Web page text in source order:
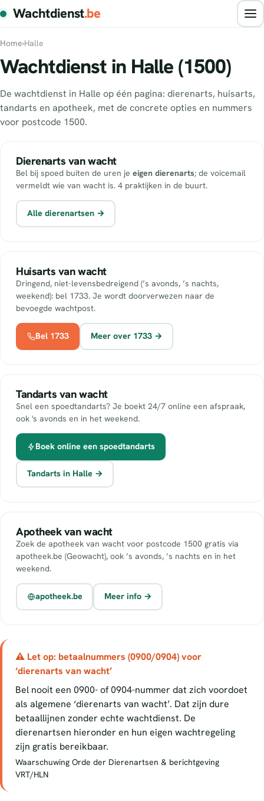
Wachtdienst.be
Home›Halle
Wachtdienst in Halle (1500)
De wachtdienst in Halle op één pagina: dierenarts, huisarts,
tandarts en apotheek, met de concrete opties en nummers
voor postcode 1500.
Dierenarts van wacht
Bel bij spoed buiten de uren je eigen dierenarts; de voicemail
vermeldt wie van wacht is. 4 praktijken in de buurt.
Alle dierenartsen →
Huisarts van wacht
Dringend, niet-levensbedreigend (’s avonds, ’s nachts,
weekend): bel 1733. Je wordt doorverwezen naar de
bevoegde wachtpost.
Bel 1733 Meer over 1733 →
Tandarts van wacht
Snel een spoedtandarts? Je boekt 24/7 online een afspraak,
ook 's avonds en in het weekend.
Boek online een spoedtandarts
Tandarts in Halle →
Apotheek van wacht
Zoek de apotheek van wacht voor postcode 1500 gratis via
apotheek.be (Geowacht), ook ’s avonds, ’s nachts en in het
weekend.
apotheek.be Meer info →
⚠ Let op: betaalnummers (0900/0904) voor
‘dierenarts van wacht’
Bel nooit een 0900- of 0904-nummer dat zich voordoet
als algemene ‘dierenarts van wacht’. Dat zijn dure
betaallijnen zonder echte wachtdienst. De
dierenartsen hieronder en hun eigen wachtregeling
zijn gratis bereikbaar.
Waarschuwing Orde der Dierenartsen & berichtgeving
VRT/HLN